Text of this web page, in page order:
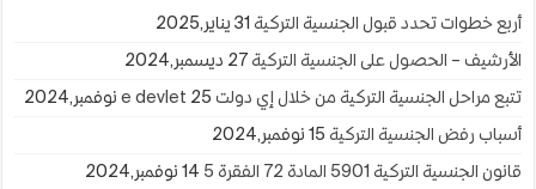
أربع خطوات تحدد قبول الجنسية التركية 31 يناير,2025
الأرشيف – الحصول على الجنسية التركية 27 ديسمبر,2024
تتبع مراحل الجنسية التركية من خلال إي دولت e devlet 25 نوفمبر,2024
أسباب رفض الجنسية التركية 15 نوفمبر,2024
قانون الجنسية التركية 5901 المادة 72 الفقرة 5 14 نوفمبر,2024